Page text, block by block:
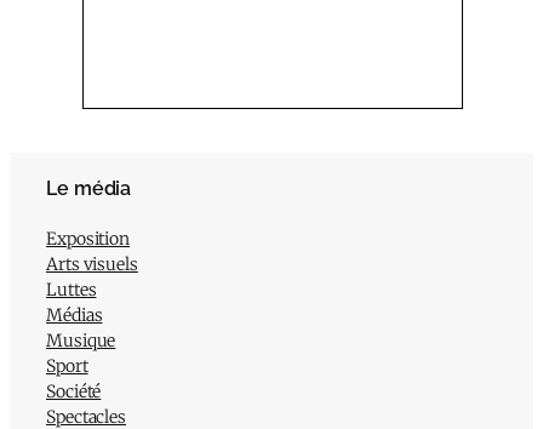
Le média
Exposition
Arts visuels
Luttes
Médias
Musique
Sport
Société
Spectacles